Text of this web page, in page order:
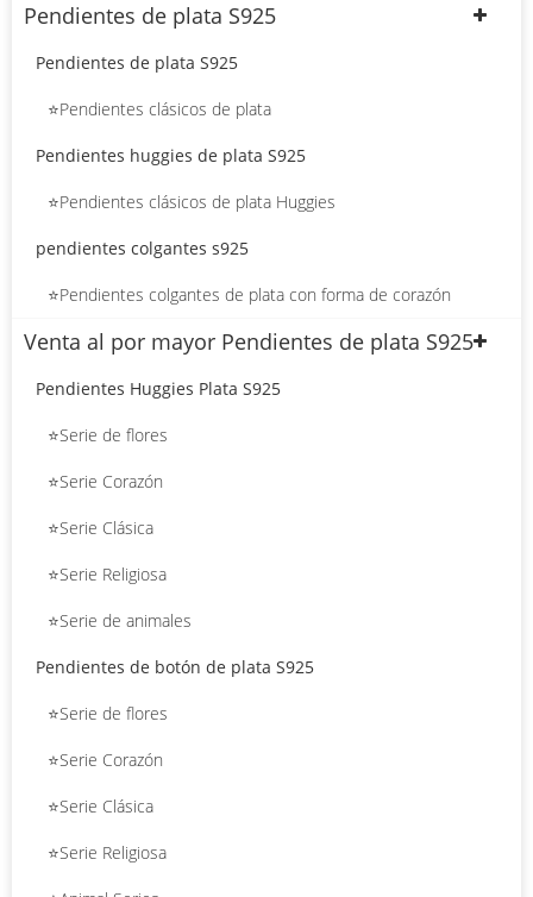
Pendientes de plata S925
Pendientes de plata S925
⭐Pendientes clásicos de plata
Pendientes huggies de plata S925
⭐Pendientes clásicos de plata Huggies
pendientes colgantes s925
⭐Pendientes colgantes de plata con forma de corazón
Venta al por mayor Pendientes de plata S925
Pendientes Huggies Plata S925
⭐Serie de flores
⭐Serie Corazón
⭐Serie Clásica
⭐Serie Religiosa
⭐Serie de animales
Pendientes de botón de plata S925
⭐Serie de flores
⭐Serie Corazón
⭐Serie Clásica
⭐Serie Religiosa